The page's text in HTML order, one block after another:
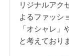
リジナルアク
よるファッシ
「オシャレ
と考えており